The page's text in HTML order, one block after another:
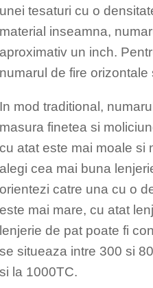
unei tesaturi cu o
material inseamna,
aproximativ un inch.
numarul de fire
In mod traditional,
masura finetea si
cu atat este mai moale si
alegi cea mai buna
orientezi catre una cu o
este mai mare, cu atat
lenjerie de pat poate fi
se situeaza intre 300 si
si la 1000TC.